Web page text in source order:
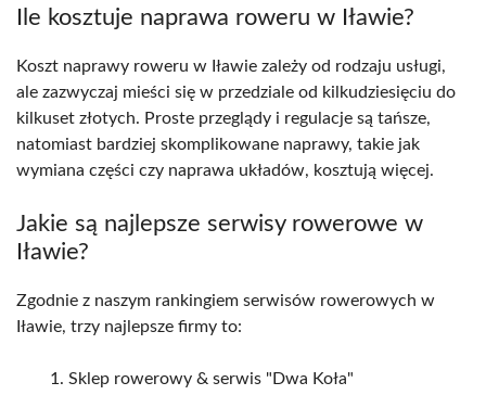
Ile kosztuje naprawa roweru w Iławie?
Koszt naprawy roweru w Iławie zależy od rodzaju usługi,
ale zazwyczaj mieści się w przedziale od kilkudziesięciu do
kilkuset złotych. Proste przeglądy i regulacje są tańsze,
natomiast bardziej skomplikowane naprawy, takie jak
wymiana części czy naprawa układów, kosztują więcej.
Jakie są najlepsze serwisy rowerowe w
Iławie?
Zgodnie z naszym rankingiem serwisów rowerowych w
Iławie, trzy najlepsze firmy to:
Sklep rowerowy & serwis "Dwa Koła"